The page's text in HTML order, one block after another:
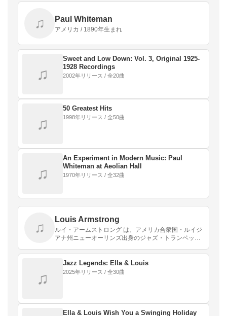
♫ Paul Whiteman
アメリカ / 1890年生まれ
♫
Sweet and Low Down: Vol. 3, Original 1925-
1928 Recordings
2002年リリース / 全20曲
♫
50 Greatest Hits
1998年リリース / 全50曲
♫
An Experiment in Modern Music: Paul
Whiteman at Aeolian Hall
1970年リリース / 全32曲
♫
Louis Armstrong
ルイ・アームストロング は、アメリカ合衆国・ルイジ
アナ州ニューオーリンズ出身のジャズ・トランペット
（Pops）、ディッパー・マウス。口が大きいので…
♫
Jazz Legends: Ella & Louis
2025年リリース / 全30曲
Ella & Louis Wish You a Swinging Holiday